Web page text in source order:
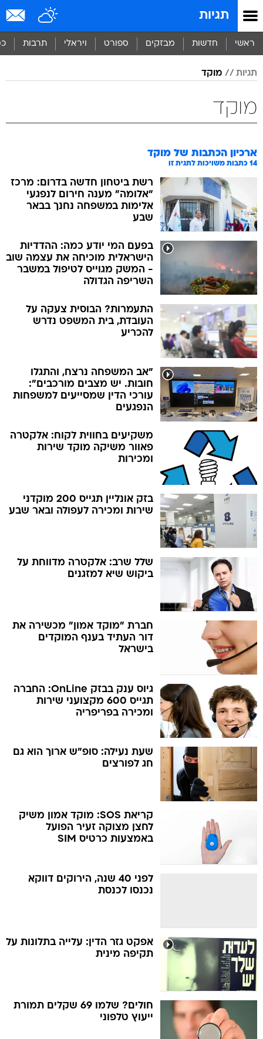
תגיות
ראשי חדשות מבזקים ספורט ויראלי תרבות
תגיות מוקד
מוקד
ארכיון הכתבות של מוקד
14 כתבות משויכות לתגית זו
רשת ביטחון חדשה בדרום: מרכז
"אלומה" מענה חירום לנפגעי
אלימות במשפחה נחנך בבאר
שבע
בפעם המי יודע כמה: ההדדיות
הישראלית מוכיחה את עצמה שוב
- המשק מגוייס לטיפול במשבר
השריפה הגדולה
התעמרות? הבוסית צעקה על
העובדת, בית המשפט נדרש
להכריע
"אב המשפחה נרצח, והתגלו
חובות. יש מצבים מורכבים":
עורכי הדין שמסייעים למשפחות
הנפגעים
משקיעים בחווית לקוח: אלקטרה
פאוור משיקה מוקד שירות
ומכירות
בזק אונליין תגייס 200 מוקדני
שירות ומכירה לעפולה ובאר שבע
שלל שרב: אלקטרה מדווחת על
ביקוש שיא למזגנים
חברת "מוקד אמון" מכשירה את
דור העתיד בענף המוקדים
בישראל
גיוס ענק בבזק OnLine: החברה
תגייס 600 מקצועני שירות
ומכירה בפריפריה
שעת נעילה: סופ"ש ארוך הוא גם
חג לפורצים
קריאת SOS: מוקד אמון משיק
לחצן מצוקה זעיר הפועל
באמצעות כרטיס SIM
לפני 40 שנה, הירוקים דווקא
נכנסו לכנסת
אפקט גזר הדין: עלייה בתלונות על
תקיפה מינית
חולים? שלמו 69 שקלים תמורת
ייעוץ טלפוני